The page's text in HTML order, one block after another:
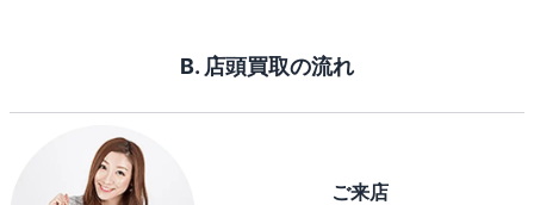
B. 店頭買取の流れ
ご来店